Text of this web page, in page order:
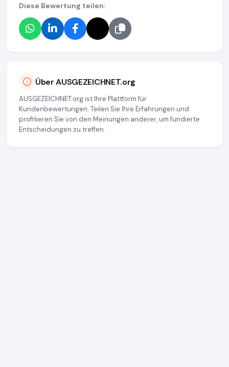
Diese Bewertung teilen:
Über AUSGEZEICHNET.org
AUSGEZEICHNET.org ist Ihre Plattform für
Kundenbewertungen. Teilen Sie Ihre Erfahrungen und
profitieren Sie von den Meinungen anderer, um fundierte
Entscheidungen zu treffen.